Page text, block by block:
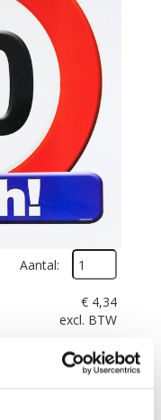
Aantal:
€ 4,34
excl. BTW
Winkelwagen